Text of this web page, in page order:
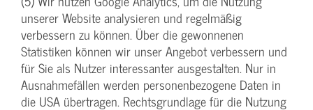
unserer Website analysieren und regelmäßig
verbessern zu können. Über die gewonnenen
Statistiken können wir unser Angebot verbessern und
für Sie als Nutzer interessanter ausgestalten. Nur in
Ausnahmefällen werden personenbezogene Daten in
die USA übertragen. Rechtsgrundlage für die Nutzung